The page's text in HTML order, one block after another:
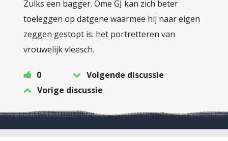
Zulks een bagger. Ome GJ kan zich beter
toeleggen op datgene waarmee hij naar eigen
zeggen gestopt is: het portretteren van
vrouwelijk vleesch.
0
Volgende discussie
Vorige discussie